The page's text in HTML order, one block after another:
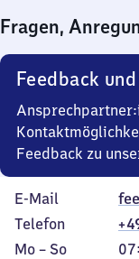
0
Fragen,
Feedback
Feedback zu
E-Mail
Telefon
Montag
Mo – So,